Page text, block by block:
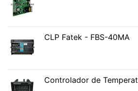
CLP Fatek - FBS-40MA
Controlador de